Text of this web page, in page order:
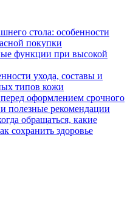
стола: особенности
покупки
функции при высокой
ухода, составы и
типов кожи
оформлением срочного
полезные рекомендации
обращаться, какие
сохранить здоровье